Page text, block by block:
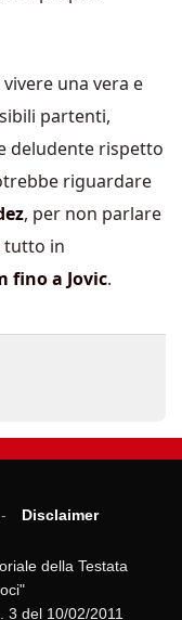
una vera e
partenti,
deludente rispetto
riguardare
, per non parlare
tutto in
fino a Jovic.
Disclaimer
della Testata
3 del 10/02/2011